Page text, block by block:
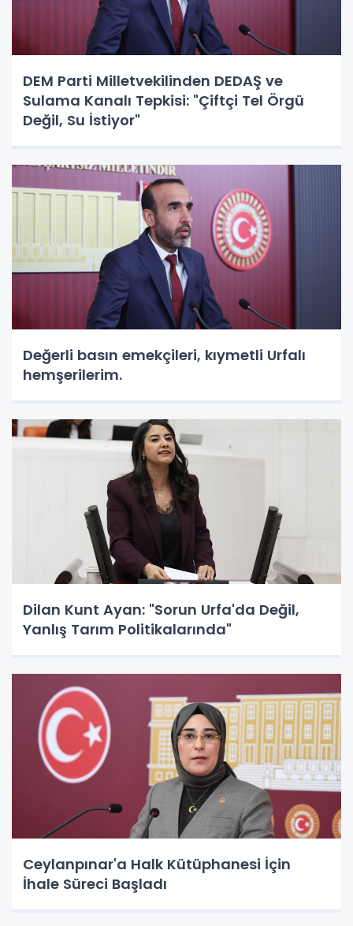
DEM Parti Milletvekilinden DEDAŞ ve
Sulama Kanalı Tepkisi: "Çiftçi Tel Örgü
Değil, Su İstiyor"
Değerli basın emekçileri, kıymetli Urfalı
hemşerilerim.
Dilan Kunt Ayan: "Sorun Urfa'da Değil,
Yanlış Tarım Politikalarında"
Ceylanpınar'a Halk Kütüphanesi İçin
İhale Süreci Başladı